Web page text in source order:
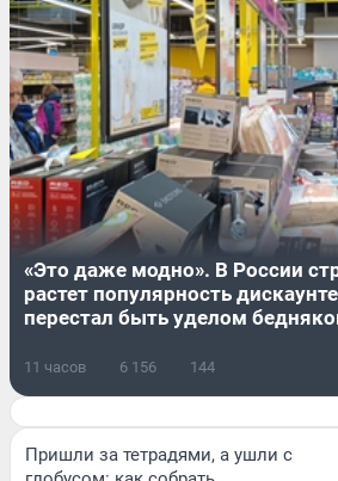
«Это даже модно». В России
растет популярность
перестал быть уделом
11 часов 6 156 144
Пришли за тетрадями, а ушли с